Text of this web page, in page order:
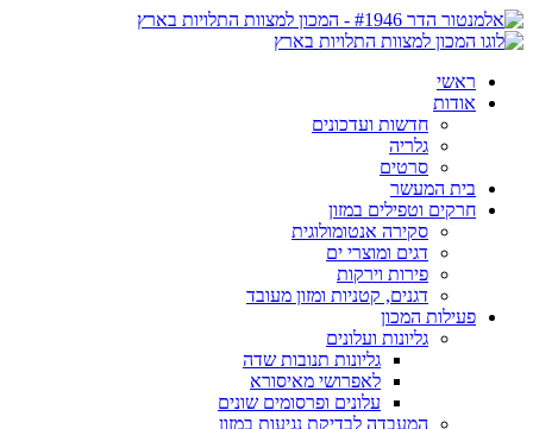
ראשי
אודות
חדשות ועדכונים
גלריה
סרטים
בית המעשר
חרקים וטפילים במזון
סקירה אנטומולוגית
דגים ומוצרי ים
פירות וירקות
דגנים, קטניות ומזון מעובד
פעילות המכון
גליונות ועלונים
גליונות תנובות שדה
לאפרושי מאיסורא
עלונים ופרסומים שונים
המעבדה לבדיקת נגיעות במזון